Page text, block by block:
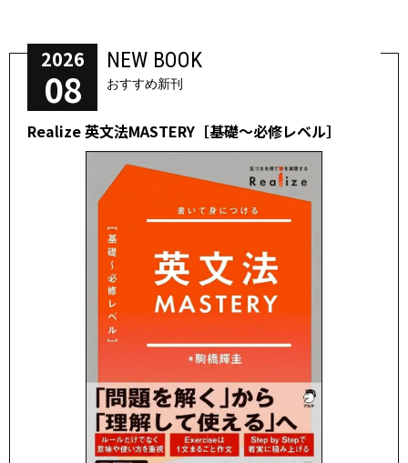
2026
08
NEW BOOK
おすすめ新刊
Realize 英文法MASTERY［基礎～必修レベル］